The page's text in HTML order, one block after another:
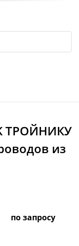
ТРОЙНИКУ
из
по запросу